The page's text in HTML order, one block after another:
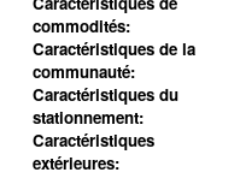
commodités:
Caractéristiques de la
communauté:
Caractéristiques du
stationnement:
Caractéristiques
extérieures: